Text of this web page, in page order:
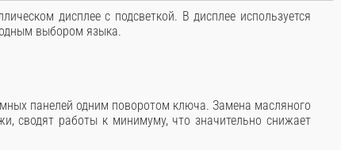
дисплее с подсветкой. В дисплее используется
выбором языка.
панелей одним поворотом ключа. Замена масляного
сводят работы к минимуму, что значительно снижает